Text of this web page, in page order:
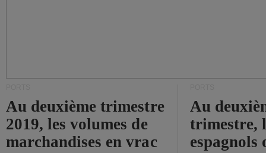
Au deuxième trimestre
2019, les volumes de
marchandises en vrac
Au
trimestre,